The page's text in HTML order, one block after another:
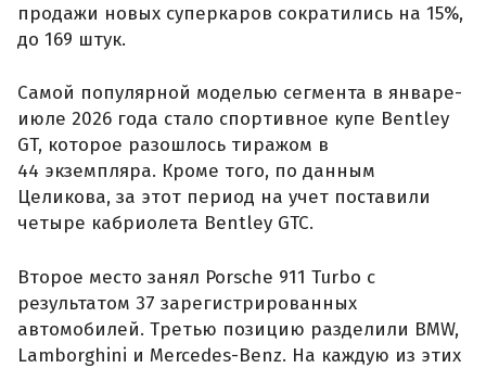
продажи новых суперкаров сократились на 15%,
до 169 штук.
Самой популярной моделью сегмента в январе-
июле 2026 года стало спортивное купе Bentley
GT, которое разошлось тиражом в
44 экземпляра. Кроме того, по данным
Целикова, за этот период на учет поставили
четыре кабриолета Bentley GTC.
Второе место занял Porsche 911 Turbo с
результатом 37 зарегистрированных
автомобилей. Третью позицию разделили BMW,
Lamborghini и Mercedes-Benz. На каждую из этих